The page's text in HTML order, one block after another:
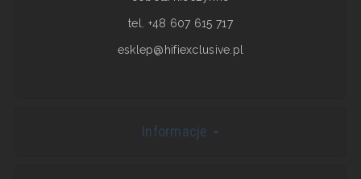
tel. +48 607 615 717
esklep@hifiexclusive.pl
Informacje